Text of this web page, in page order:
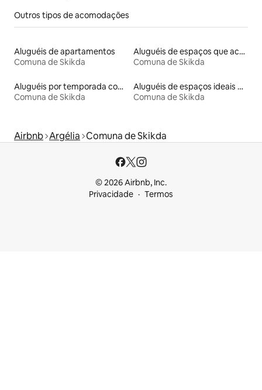
Outros tipos de acomodações
Aluguéis de apartamentos
Comuna de Skikda
Aluguéis de espaços que aceitam animais de estimação
Comuna de Skikda
Aluguéis por temporada com acesso à praia
Comuna de Skikda
Aluguéis de espaços ideais para famílias
Comuna de Skikda
Airbnb Argélia Comuna de Skikda
© 2026 Airbnb, Inc.
Privacidade
Termos